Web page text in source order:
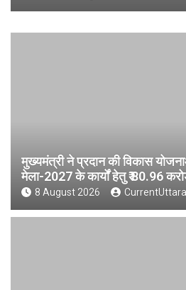
मुख्यमंत्री ने प्रदान की विकास
मेला-2027 के कार्यों हेतु ₹ 80.96
8 August 2026